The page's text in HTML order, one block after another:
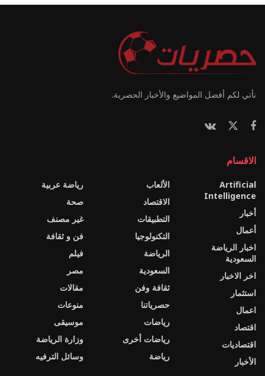
نأتي لكم أفضل المواضيع والأخبار الحصرية.
الاقسام
Artificial
Intelligence
أخبار
أعمال
اخبار الرياضة
السعودية
اخر الاخبار
استثمار
اعمال
اقتصاد
اقتصاديات
الأخبار
الألعاب
الاقتصاد
التطبيقات
التكنولوجيا
الرياضة
السعودية
ثقافة وفن
حصرياتنا
رياضات
رياضات أخرى
رياضة
رياضة عربية
صحة
غير مصنف
فن و ثقافة
فيلم
مصر
مقالات
منوعات
موسيقى
وزارة الرياضة
وسائل الترفيه